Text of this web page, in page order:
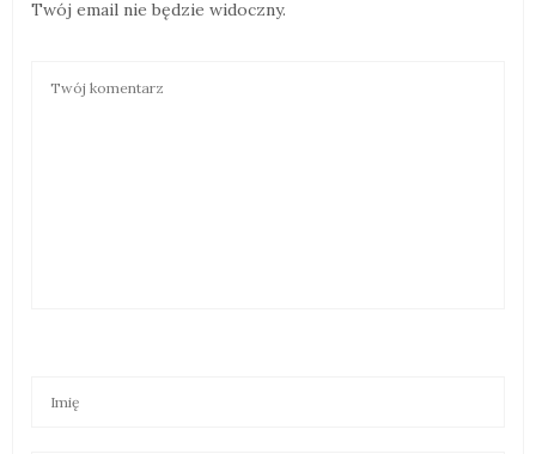
Twój email nie będzie widoczny.